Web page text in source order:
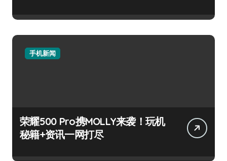
手机新闻
荣耀500 Pro携MOLLY来袭！玩机
秘籍+资讯一网打尽